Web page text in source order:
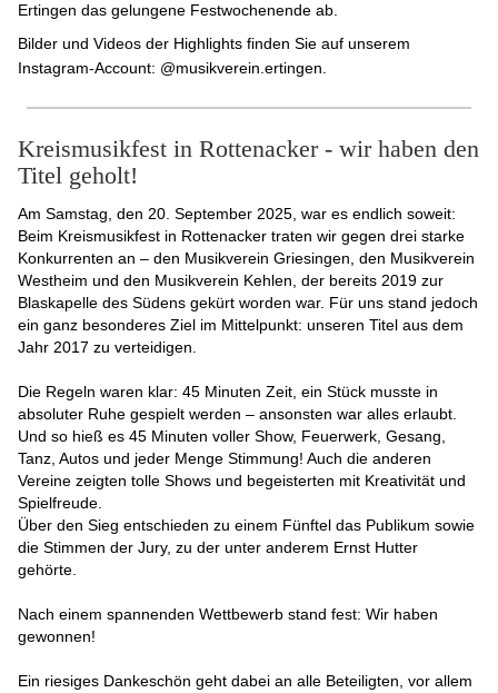
Ertingen das gelungene Festwochenende ab.
Bilder und Videos der Highlights finden Sie auf unserem
Instagram-Account: @musikverein.ertingen.
Kreismusikfest in Rottenacker - wir haben den
Titel geholt!
Am Samstag, den 20. September 2025, war es endlich soweit:
Beim Kreismusikfest in Rottenacker traten wir gegen drei starke
Konkurrenten an – den Musikverein Griesingen, den Musikverein
Westheim und den Musikverein Kehlen, der bereits 2019 zur
Blaskapelle des Südens gekürt worden war. Für uns stand jedoch
ein ganz besonderes Ziel im Mittelpunkt: unseren Titel aus dem
Jahr 2017 zu verteidigen.
Die Regeln waren klar: 45 Minuten Zeit, ein Stück musste in
absoluter Ruhe gespielt werden – ansonsten war alles erlaubt.
Und so hieß es 45 Minuten voller Show, Feuerwerk, Gesang,
Tanz, Autos und jeder Menge Stimmung! Auch die anderen
Vereine zeigten tolle Shows und begeisterten mit Kreativität und
Spielfreude.
Über den Sieg entschieden zu einem Fünftel das Publikum sowie
die Stimmen der Jury, zu der unter anderem Ernst Hutter
gehörte.
Nach einem spannenden Wettbewerb stand fest: Wir haben
gewonnen!
Ein riesiges Dankeschön geht dabei an alle Beteiligten, vor allem